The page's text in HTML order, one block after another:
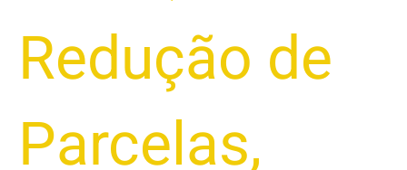
Redução de
Parcelas,